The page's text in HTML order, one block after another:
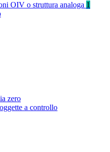
OIV o struttura analoga 1
zero
a controllo